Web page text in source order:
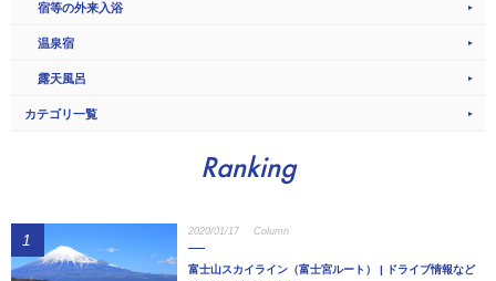
宿等の外来入浴
温泉宿
露天風呂
カテゴリ一覧
Ranking
1 2020/01/17 Column
富士山スカイライン（富士宮ルート） | ドライブ情報など